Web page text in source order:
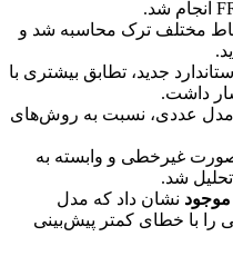
مختلف ترک محاسبه شد و
جدید، تطابق بیشتری با
داشت.
مدل عددی، نسبت به روش‌های
غیرخطی و وابسته به
شد.
موجود نشان داد که مدل
را با خطای کمتر پیش‌بینی